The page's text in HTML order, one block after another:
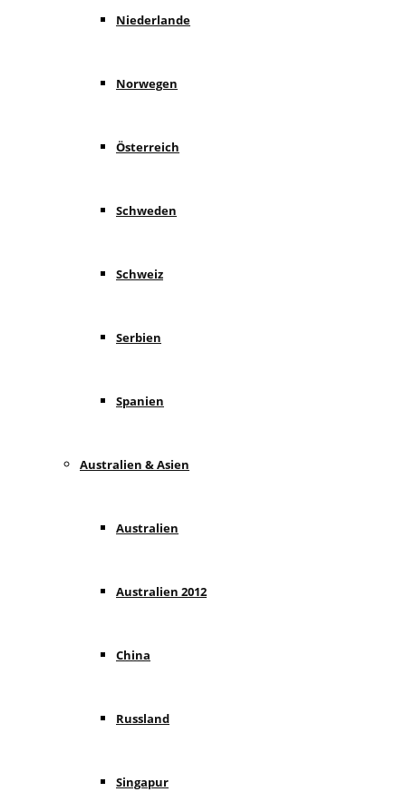
Niederlande
Norwegen
Österreich
Schweden
Schweiz
Serbien
Spanien
Australien & Asien
Australien
Australien 2012
China
Russland
Singapur